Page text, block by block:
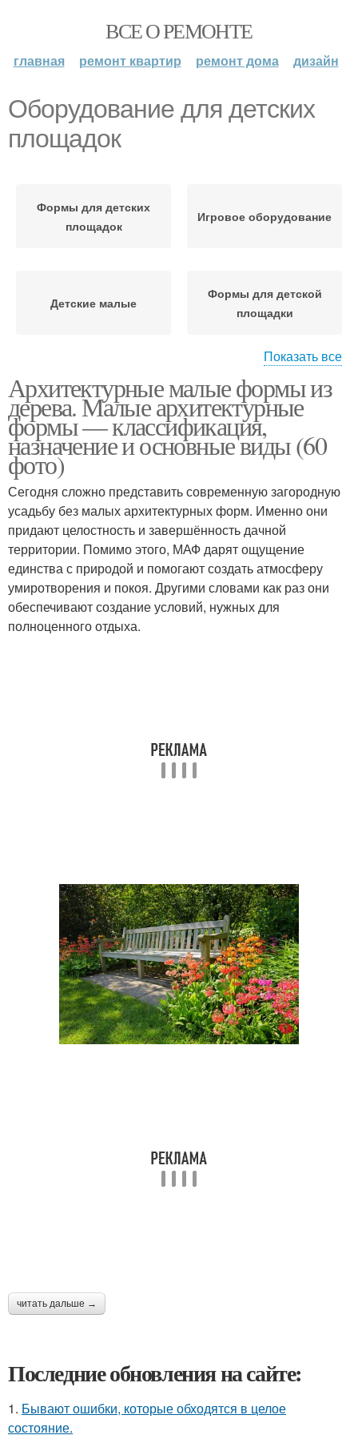
ВСЕ О РЕМОНТЕ
главная ремонт квартир ремонт дома дизайн
Оборудование для детских
площадок
Формы для детских
площадок
Игровое оборудование
Детские малые
Формы для детской
площадки
детских площадок
Показать все
Архитектурные малые формы из
дерева. Малые архитектурные
формы — классификация,
назначение и основные виды (60
фото)
Сегодня сложно представить современную загородную
усадьбу без малых архитектурных форм. Именно они
придают целостность и завершённость дачной
территории. Помимо этого, МАФ дарят ощущение
единства с природой и помогают создать атмосферу
умиротворения и покоя. Другими словами как раз они
обеспечивают создание условий, нужных для
полноценного отдыха.
читать дальше →
Последние обновления на сайте:
1. Бывают ошибки, которые обходятся в целое
состояние.